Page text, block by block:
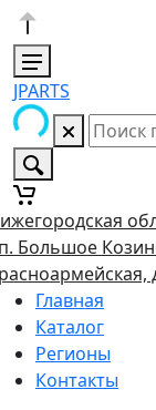
JPARTS
Большое
Главная
Каталог
Регионы
Контакты